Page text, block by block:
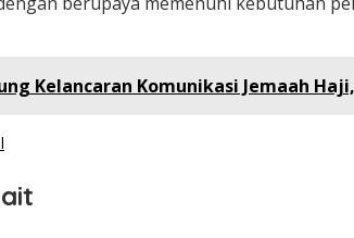
Kelancaran Komunikasi Jemaah